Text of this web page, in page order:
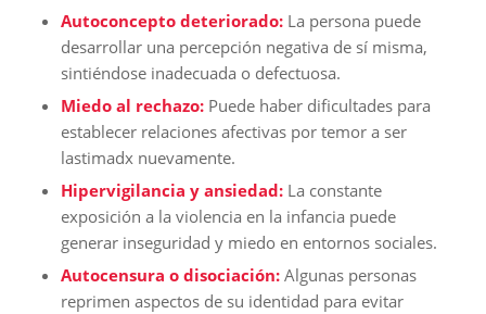
Autoconcepto deteriorado:La persona puede
desarrollar una percepción negativa de sí misma,
sintiéndose inadecuada o defectuosa.
Miedo al rechazo:Puede haber dificultades para
establecer relaciones afectivas por temor a ser
lastimadx nuevamente.
Hipervigilancia y ansiedad:La constante
exposición a la violencia en la infancia puede
generar inseguridad y miedo en entornos sociales.
Autocensura o disociación:Algunas personas
reprimen aspectos de su identidad para evitar